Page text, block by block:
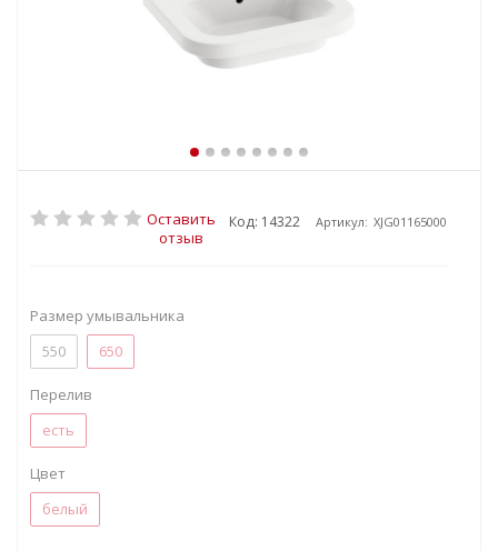
Оставить
отзыв
Код: 14322 Артикул: XJG01165000
Размер умывальника
550
650
Перелив
есть
Цвет
белый